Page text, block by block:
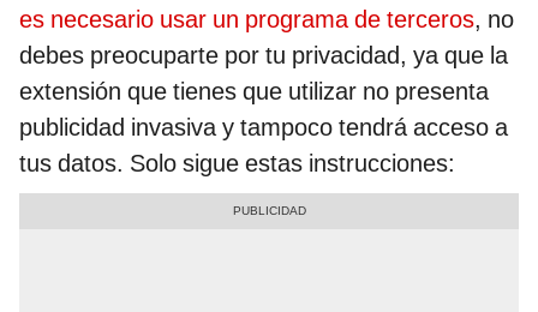
es necesario usar un programa de terceros, no
debes preocuparte por tu privacidad, ya que la
extensión que tienes que utilizar no presenta
publicidad invasiva y tampoco tendrá acceso a
tus datos. Solo sigue estas instrucciones: